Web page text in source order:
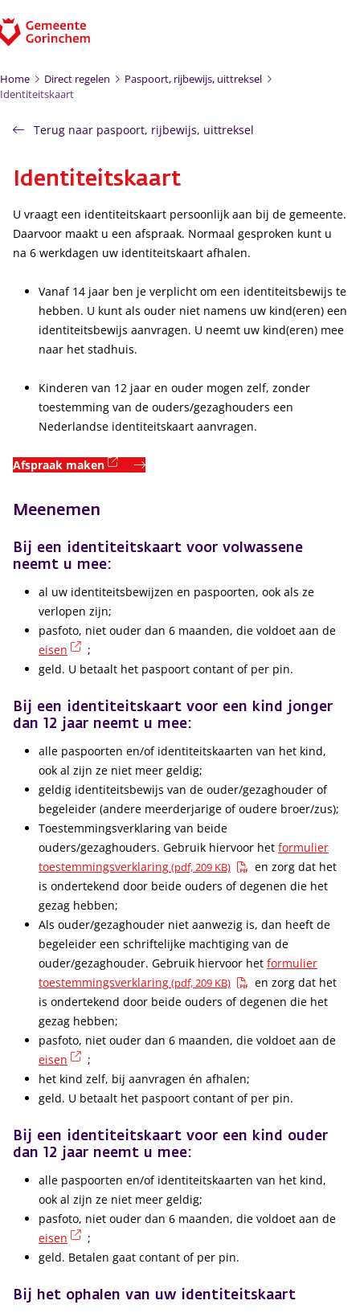
Home Direct regelen
Paspoort, rijbewijs, uittreksel
Identiteitskaart
Terug naar paspoort, rijbewijs, uittreksel
Identiteitskaart
U vraagt een identiteitskaart persoonlijk aan bij de gemeente.
Daarvoor maakt u een afspraak. Normaal gesproken kunt u
na 6 werkdagen uw identiteitskaart afhalen.
Vanaf 14 jaar ben je verplicht om een identiteitsbewijs te
hebben. U kunt als ouder niet namens uw kind(eren) een
identiteitsbewijs aanvragen. U neemt uw kind(eren) mee
naar het stadhuis.
Kinderen van 12 jaar en ouder mogen zelf, zonder
toestemming van de ouders/gezaghouders een
Nederlandse identiteitskaart aanvragen.
Afspraak maken (externe link)
Meenemen
Bij een identiteitskaart voor volwassene
neemt u mee:
al uw identiteitsbewijzen en paspoorten, ook als ze
verlopen zijn;
pasfoto, niet ouder dan 6 maanden, die voldoet aan de
eisen
(externe link)
;
geld. U betaalt het paspoort contant of per pin.
Bij een identiteitskaart voor een kind jonger
dan 12 jaar neemt u mee:
alle paspoorten en/of identiteitskaarten van het kind,
ook al zijn ze niet meer geldig;
geldig identiteitsbewijs van de ouder/gezaghouder of
begeleider (andere meerderjarige of oudere broer/zus);
Toestemmingsverklaring van beide
ouders/gezaghouders. Gebruik hiervoor het formulier
toestemmingsverklaring(pdf, 209 KB)
en zorg dat het
is ondertekend door beide ouders of degenen die het
gezag hebben;
Als ouder/gezaghouder niet aanwezig is, dan heeft de
begeleider een schriftelijke machtiging van de
ouder/gezaghouder. Gebruik hiervoor het formulier
toestemmingsverklaring(pdf, 209 KB)
en zorg dat het
is ondertekend door beide ouders of degenen die het
gezag hebben;
pasfoto, niet ouder dan 6 maanden, die voldoet aan de
eisen
(externe link)
;
het kind zelf, bij aanvragen én afhalen;
geld. U betaalt het paspoort contant of per pin.
Bij een identiteitskaart voor een kind ouder
dan 12 jaar neemt u mee:
alle paspoorten en/of identiteitskaarten van het kind,
ook al zijn ze niet meer geldig;
pasfoto, niet ouder dan 6 maanden, die voldoet aan de
eisen
(externe link)
;
geld. Betalen gaat contant of per pin.
Bij het ophalen van uw identiteitskaart